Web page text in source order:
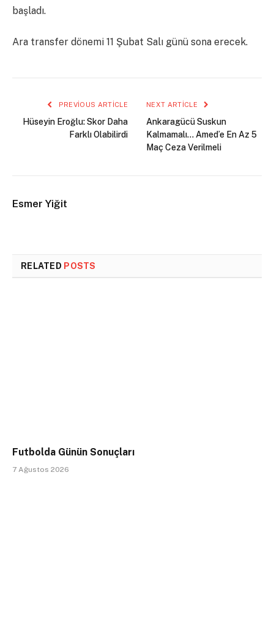
başladı.
Ara transfer dönemi 11 Şubat Salı günü sona erecek.
PREVIOUS ARTICLE
Hüseyin Eroğlu: Skor Daha
Farklı Olabilirdi
NEXT ARTICLE
Ankaragücü Suskun
Kalmamalı… Amed’e En Az 5
Maç Ceza Verilmeli
Esmer Yiğit
RELATED POSTS
Futbolda Günün Sonuçları
7 Ağustos 2026